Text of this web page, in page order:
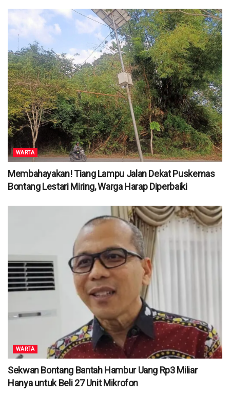
WARTA
Membahayakan! Tiang Lampu Jalan Dekat Puskemas
Bontang Lestari Miring, Warga Harap Diperbaiki
WARTA
Sekwan Bontang Bantah Hambur Uang Rp3 Miliar
Hanya untuk Beli 27 Unit Mikrofon